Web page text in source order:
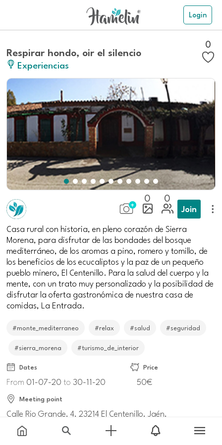
Login
Respirar hondo, oir el silencio
Experiencias
0
0 0
Join
Casa rural con historia, en pleno corazón de Sierra
Morena, para disfrutar de las bondades del bosque
mediterráneo, de los aromas a pino, romero y tomillo, de
los beneficios de los ecucaliptos y la paz de un pequeño
pueblo minero, El Centenillo. Para la salud del cuerpo y la
mente, con un trato muy personalizado y la posibilidad de
disfrutar la oferta gastronómica de nuestra casa de
comidas, La Entrada.
#monte_mediterraneo #relax #salud #seguridad
#sierra_morena #turismo_de_interior
Dates
From 01-07-20to 30-11-20
Price
50€
Meeting point
Calle Rio Grande, 4, 23214 El Centenillo, Jaén,
España